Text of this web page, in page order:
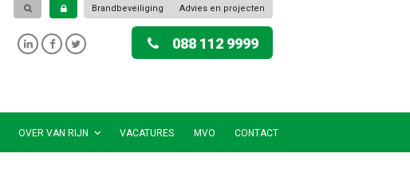
Brandbeveiliging Advies en projecten
088 112 9999
OVER VAN RIJN VACATURES MVO CONTACT